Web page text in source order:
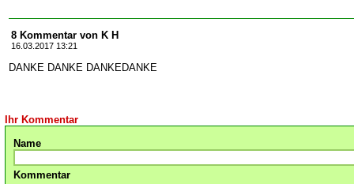
8 Kommentar von K H
16.03.2017 13:21
DANKE DANKE DANKEDANKE
Ihr Kommentar
Name
Kommentar